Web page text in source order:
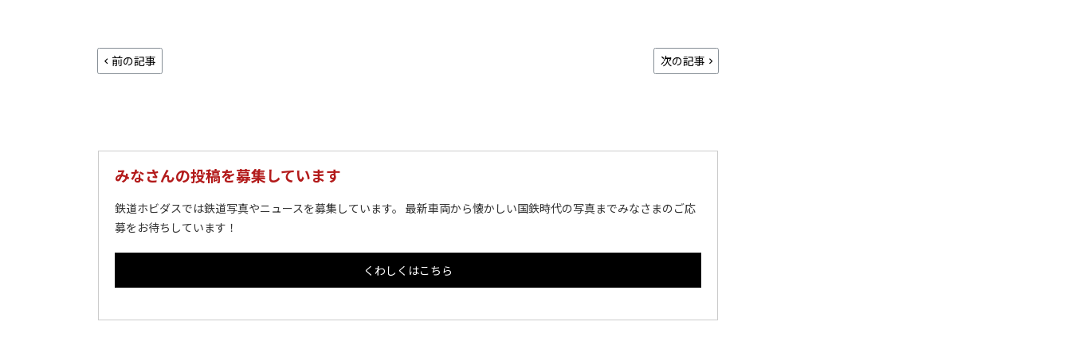
前の記事 次の記事
みなさんの投稿を募集しています
鉄道ホビダスでは鉄道写真やニュースを募集しています。 最新車両から懐かしい国鉄時代の写真までみなさまのご応
募をお待ちしています！
くわしくはこちら